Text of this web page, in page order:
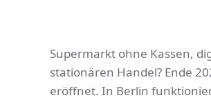
Supermarkt ohne Kassen,
stationären Handel? Ende
eröffnet. In Berlin